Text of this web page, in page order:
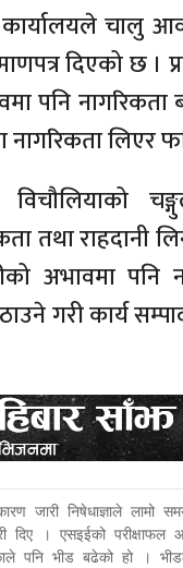
चालु
दिएको छ ।
पनि नागरिकता
लिएर
तथा राहदानी
अभावमा
गरी कार्य
जारी निषेधाज्ञाले लामो
दिए । एसइईको
पनि भीड बढेको हो ।